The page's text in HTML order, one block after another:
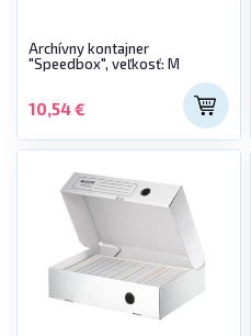
Archívny kontajner
"Speedbox", veľkosť: M
10,54 €